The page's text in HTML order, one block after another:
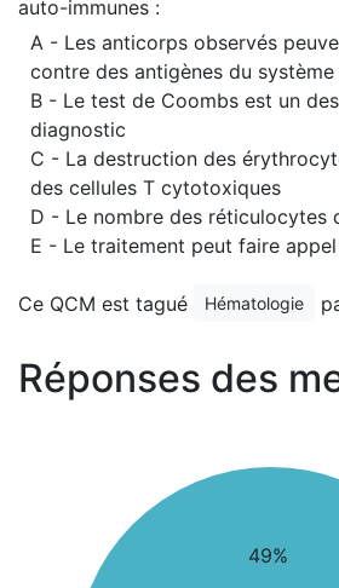
auto-immunes :
A - Les anticorps observés
contre des antigènes du système
B - Le test de Coombs est un
diagnostic
C - La destruction des
des cellules T cytotoxiques
D - Le nombre des réticulocytes
E - Le traitement peut faire
Ce QCM est tagué Hématologie
Réponses des
49%